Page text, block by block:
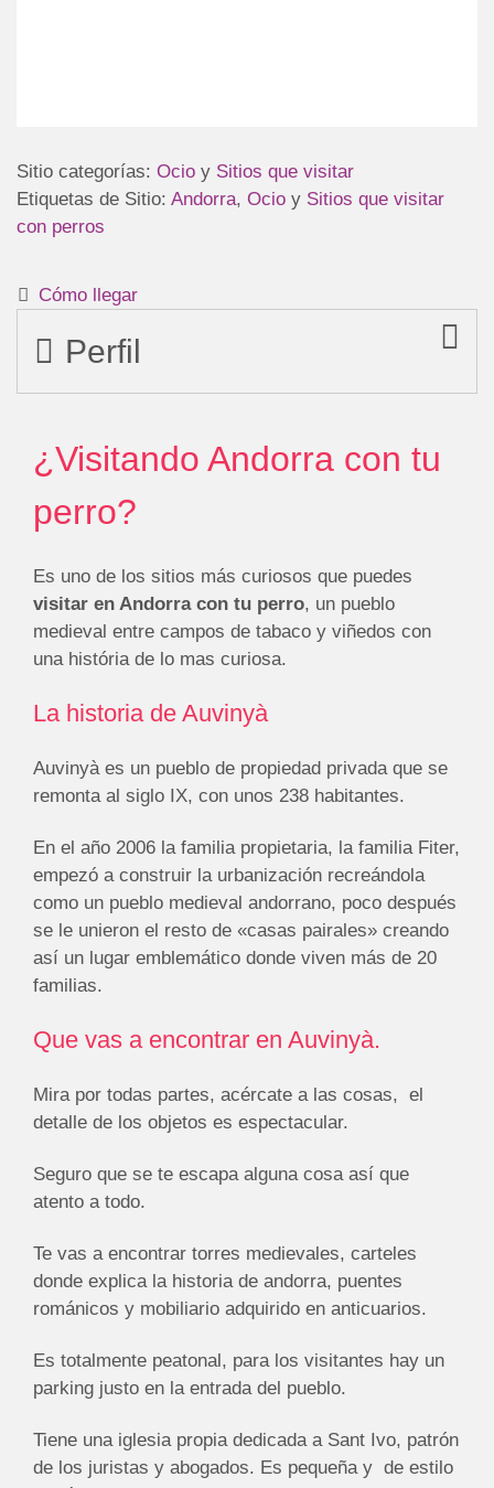
Sitio categorías: Ocio y Sitios que visitar
Etiquetas de Sitio: Andorra, Ocio y Sitios que visitar
con perros
Cómo llegar
Perfil
¿Visitando Andorra con tu
perro?
Es uno de los sitios más curiosos que puedes
visitar en Andorra con tu perro, un pueblo
medieval entre campos de tabaco y viñedos con
una história de lo mas curiosa.
La historia de Auvinyà
Auvinyà es un pueblo de propiedad privada que se
remonta al siglo IX, con unos 238 habitantes.
En el año 2006 la familia propietaria, la familia Fiter,
empezó a construir la urbanización recreándola
como un pueblo medieval andorrano, poco después
se le unieron el resto de «casas pairales» creando
así un lugar emblemático donde viven más de 20
familias.
Que vas a encontrar en Auvinyà.
Mira por todas partes, acércate a las cosas, el
detalle de los objetos es espectacular.
Seguro que se te escapa alguna cosa así que
atento a todo.
Te vas a encontrar torres medievales, carteles
donde explica la historia de andorra, puentes
románicos y mobiliario adquirido en anticuarios.
Es totalmente peatonal, para los visitantes hay un
parking justo en la entrada del pueblo.
Tiene una iglesia propia dedicada a Sant Ivo, patrón
de los juristas y abogados. Es pequeña y de estilo